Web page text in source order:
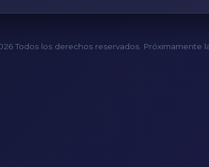
Todos los derechos reservados. Próximamente